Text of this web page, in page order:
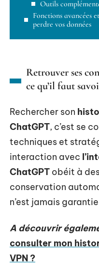
Outils
Fonctions avancées
perdre vos données
Retrouver ses
ce qu’il faut
Rechercher son
ChatGPT, c’est se
techniques et
interaction avec
ChatGPT obéit à
conservation
n’est jamais
A découvrir
consulter mon
VPN ?